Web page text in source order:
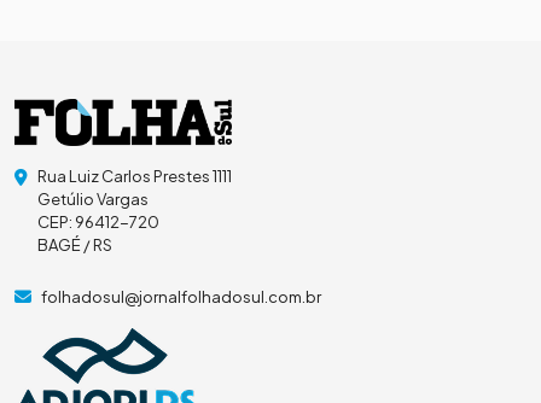
Rua Luiz Carlos Prestes 1111
Getúlio Vargas
CEP: 96412-720
BAGÉ / RS
folhadosul@jornalfolhadosul.com.br